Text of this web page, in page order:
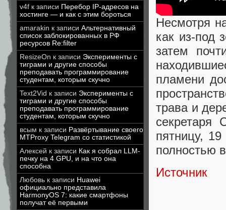
v4f к записи Перебор IP-адресов на
хостинге — и как с этим бороться
amarakin к записи Альтернативный
список заблокированных в РФ
ресурсов Re:filter
ResizeOn к записи Эксперименты с
тиграми и другие способы
преподавать программирование
студентам, которым скучно
Text2Vid к записи Эксперименты с
тиграми и другие способы
преподавать программирование
студентам, которым скучно
всым к записи Развёртывание своего
MTProxy Telegram со статистикой
Алексей к записи Как я собрал LLM-
печку на 4 GPU, и на что она
способна
Любовь к записи Huawei
официально представила
HarmonyOS 7: какие смартфоны
получат её первыми
Несмотря
как из-под
затем
пламени
трава и
секретаря
пятницу,
полностью
Источник